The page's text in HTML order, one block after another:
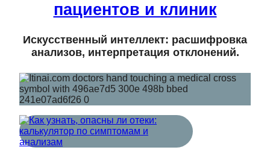
пациентов и клиник
Искусственный интеллект: расшифровка
анализов, интерпретация отклонений.